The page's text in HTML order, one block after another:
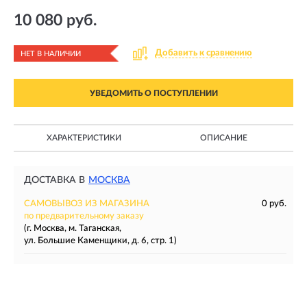
10 080 руб.
НЕТ В НАЛИЧИИ Добавить к сравнению
УВЕДОМИТЬ О ПОСТУПЛЕНИИ
ХАРАКТЕРИСТИКИ ОПИСАНИЕ
ДОСТАВКА В МОСКВА
САМОВЫВОЗ ИЗ МАГАЗИНА
0 руб.
по предварительному заказу
(г. Москва, м. Таганская,
ул. Большие Каменщики, д. 6, стр. 1)